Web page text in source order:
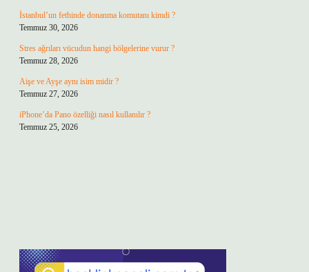
İstanbul’un fethinde donanma komutanı kimdi ?
Temmuz 30, 2026
Stres ağrıları vücudun hangi bölgelerine vurur ?
Temmuz 28, 2026
Aişe ve Ayşe aynı isim midir ?
Temmuz 27, 2026
iPhone’da Pano özelliği nasıl kullanılır ?
Temmuz 25, 2026